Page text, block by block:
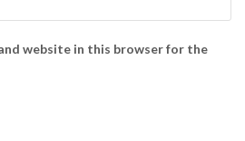
and website in this browser for the